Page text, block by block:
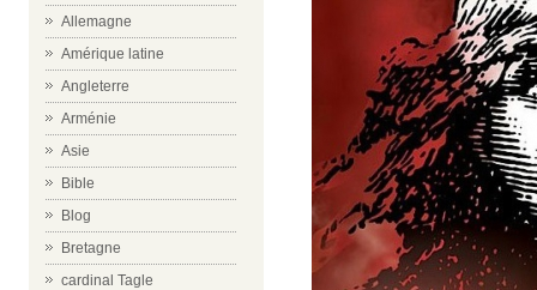
Allemagne
Amérique latine
Angleterre
Arménie
Asie
Bible
Blog
Bretagne
cardinal Tagle